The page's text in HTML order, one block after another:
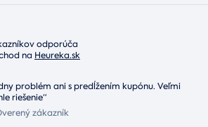
odporúča
na Heureka.sk
problém ani s predĺžením kupónu. Veľmi
riešenie“
zákazník